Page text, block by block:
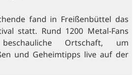
fand in Freißenbüttel das
statt. Rund 1200 Metal-Fans
Ortschaft, um
und Geheimtipps live auf der